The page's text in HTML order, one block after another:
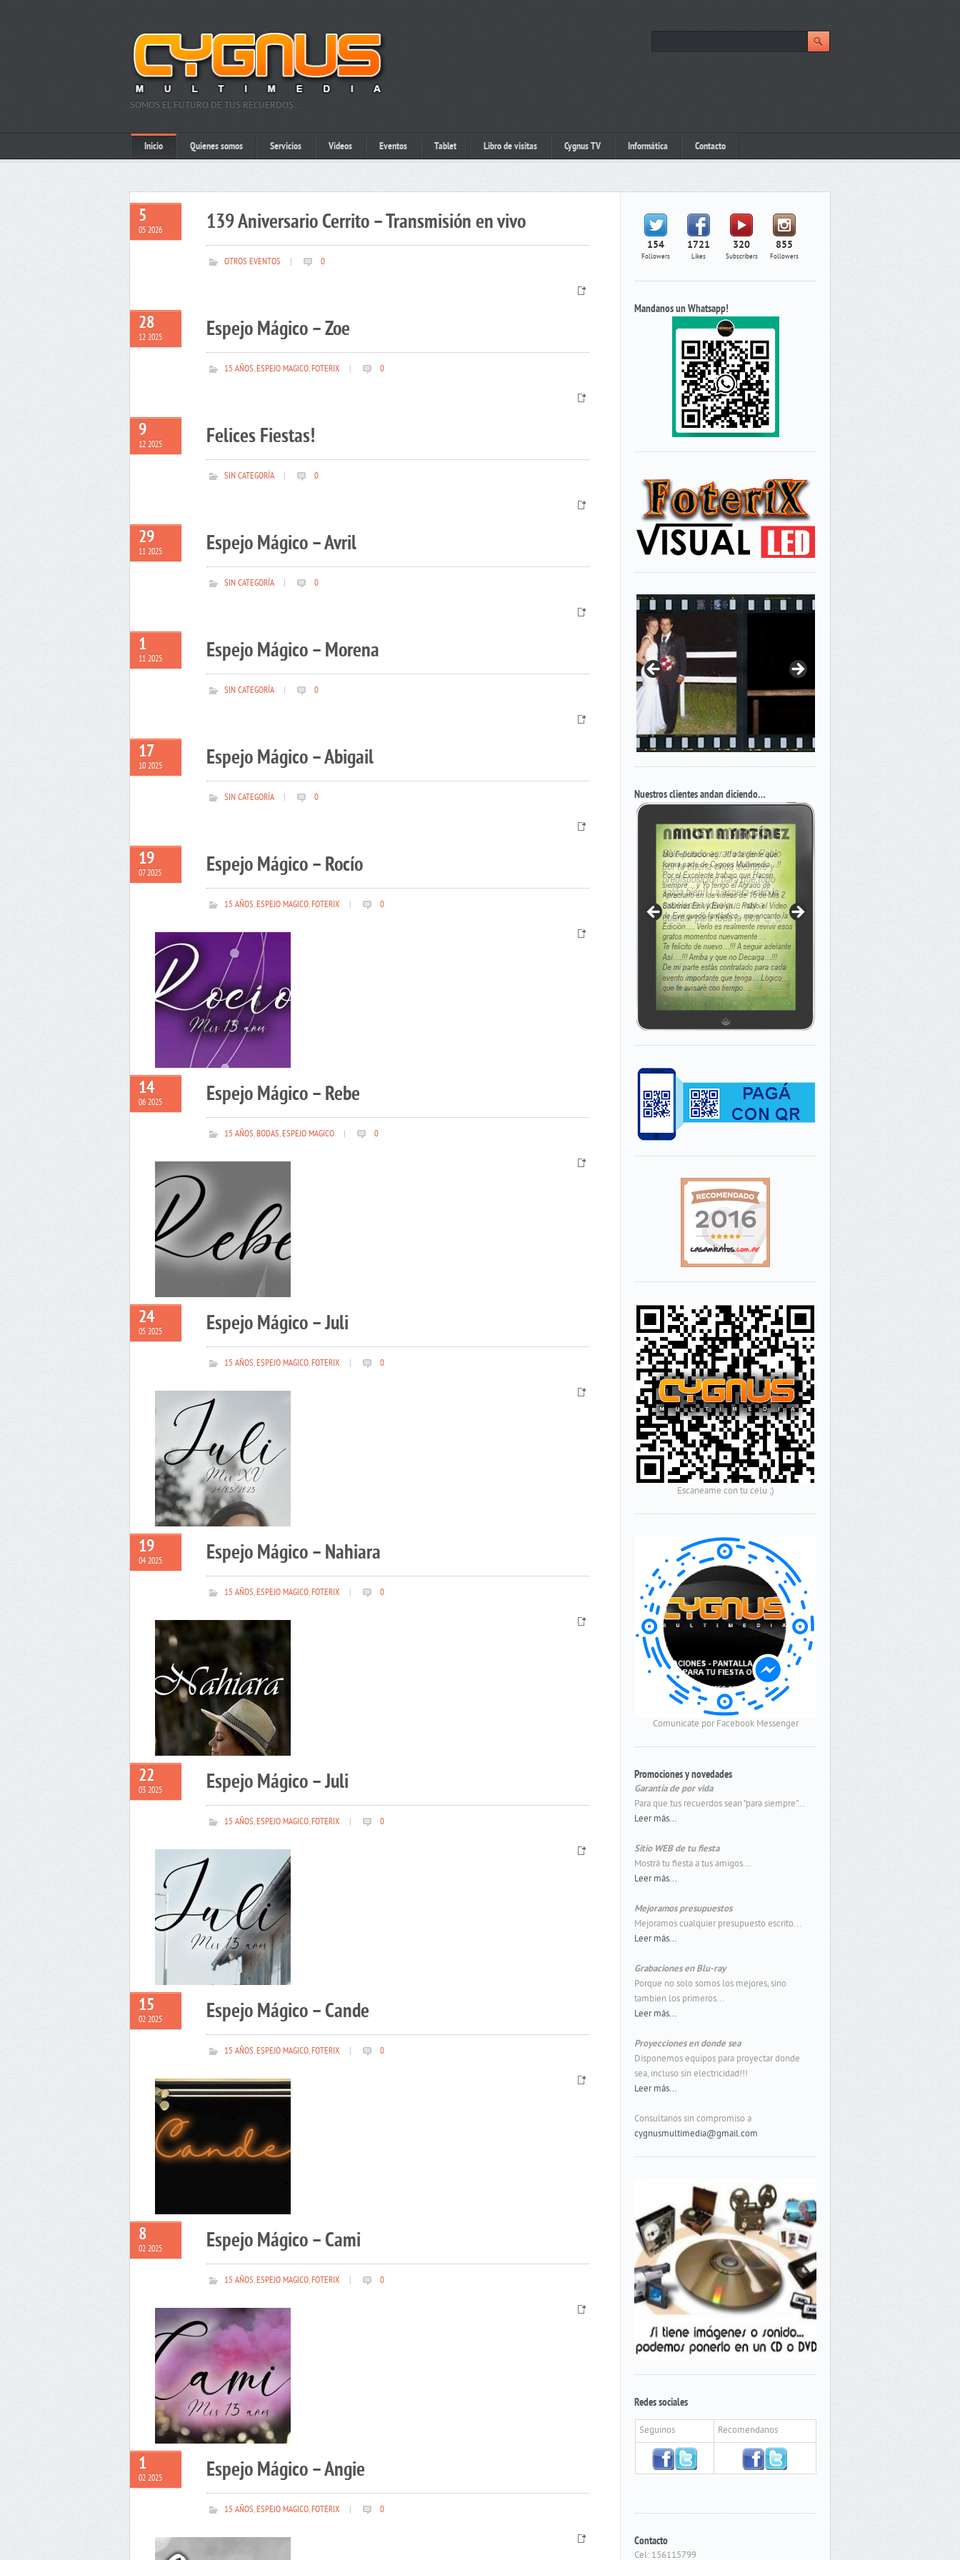
SOMOS EL FUTURO DE TUS RECUERDOS…
Inicio Quienes somos Servicios Videos Eventos Tablet Libro de visitas Cygnus TV Informática Contacto
5
05 2026 139 Aniversario Cerrito – Transmisión en vivo
OTROS EVENTOS 0
28
12 2025 Espejo Mágico – Zoe
15 AÑOS,ESPEJO MAGICO,FOTERIX 0
9
12 2025 Felices Fiestas!
SIN CATEGORÍA 0
29
11 2025 Espejo Mágico – Avril
SIN CATEGORÍA 0
1
11 2025 Espejo Mágico – Morena
SIN CATEGORÍA 0
17
10 2025 Espejo Mágico – Abigail
SIN CATEGORÍA 0
19
07 2025 Espejo Mágico – Rocío
15 AÑOS,ESPEJO MAGICO,FOTERIX 0
14
06 2025 Espejo Mágico – Rebe
15 AÑOS,BODAS,ESPEJO MAGICO 0
24
05 2025 Espejo Mágico – Juli
15 AÑOS,ESPEJO MAGICO,FOTERIX 0
19
04 2025 Espejo Mágico – Nahiara
15 AÑOS,ESPEJO MAGICO,FOTERIX 0
22
03 2025 Espejo Mágico – Juli
15 AÑOS,ESPEJO MAGICO,FOTERIX 0
15
02 2025 Espejo Mágico – Cande
15 AÑOS,ESPEJO MAGICO,FOTERIX 0
8
02 2025 Espejo Mágico – Cami
15 AÑOS,ESPEJO MAGICO,FOTERIX 0
1
02 2025 Espejo Mágico – Angie
15 AÑOS,ESPEJO MAGICO,FOTERIX 0
154
Followers
1721
Likes
320
Subscribers
855
Followers
Mandanos un Whatsapp!
Nuestros clientes andan diciendo…
Escaneame con tu celu ;)
Comunicate por Facebook Messenger
Promociones y novedades
Garantía de por vida
Para que tus recuerdos sean "para siempre"...
Leer más...
Sitio WEB de tu fiesta
Mostrá tu fiesta a tus amigos...
Leer más...
Mejoramos presupuestos
Mejoramos cualquier presupuesto escrito...
Leer más...
Grabaciones en Blu-ray
Porque no solo somos los mejores, sino
tambien los primeros...
Leer más...
Proyecciones en donde sea
Disponemos equipos para proyectar donde
sea, incluso sin electricidad!!!
Leer más...
Consultanos sin compromiso a
cygnusmultimedia@gmail.com
Redes sociales
Seguinos Recomendanos
Contacto
Cel: 156115799